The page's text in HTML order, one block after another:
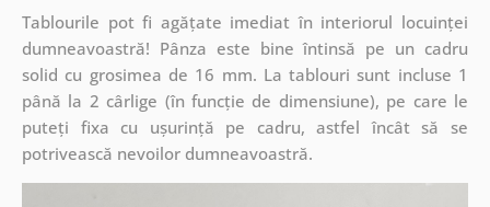
Tablourile pot fi agățate imediat în interiorul locuinței
dumneavoastră! Pânza este bine întinsă pe un cadru
solid cu grosimea de 16 mm. La tablouri sunt incluse 1
până la 2 cârlige (în funcție de dimensiune), pe care le
puteți fixa cu ușurință pe cadru, astfel încât să se
potrivească nevoilor dumneavoastră.